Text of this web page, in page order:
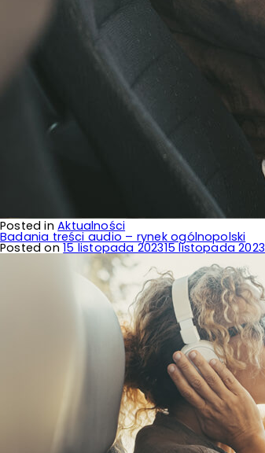
Posted inAktualności
Badania treści audio – rynek ogólnopolski
Posted on15 listopada 202315 listopada 2023